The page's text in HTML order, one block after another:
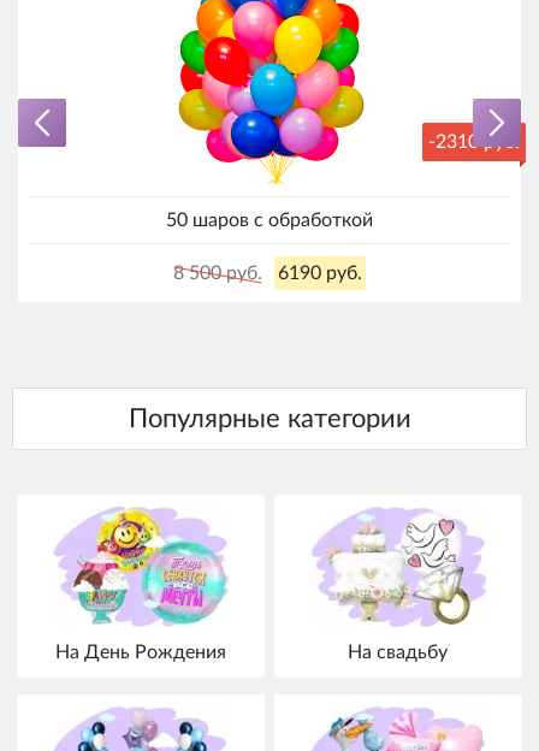
-2310 руб.
50 шаров с обработкой
8 500 руб. 6190 руб.
На День Рождения На свадьбу